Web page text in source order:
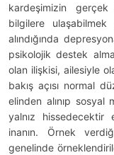
kardeşimizin gerçek
bilgilere
alındığında
psikolojik destek
olan ilişkisi, ailesiyle
bakış açısı normal
elinden alınıp sosyal
yalnız
inanın. Örnek
genelinde